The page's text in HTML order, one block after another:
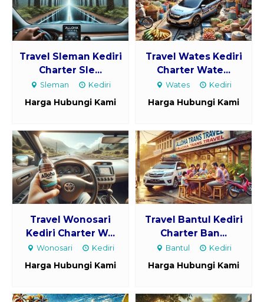
Travel Sleman Kediri
Charter Sle...
Sleman Kediri
Harga Hubungi Kami
Travel Wates Kediri
Charter Wate...
Wates Kediri
Harga Hubungi Kami
Travel Wonosari
Kediri Charter W...
Wonosari Kediri
Harga Hubungi Kami
Travel Bantul Kediri
Charter Ban...
Bantul Kediri
Harga Hubungi Kami